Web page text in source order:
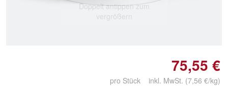
Doppelt antippen zum
vergrößern
75,55 €
pro Stück inkl. MwSt. (7,56 €/kg)